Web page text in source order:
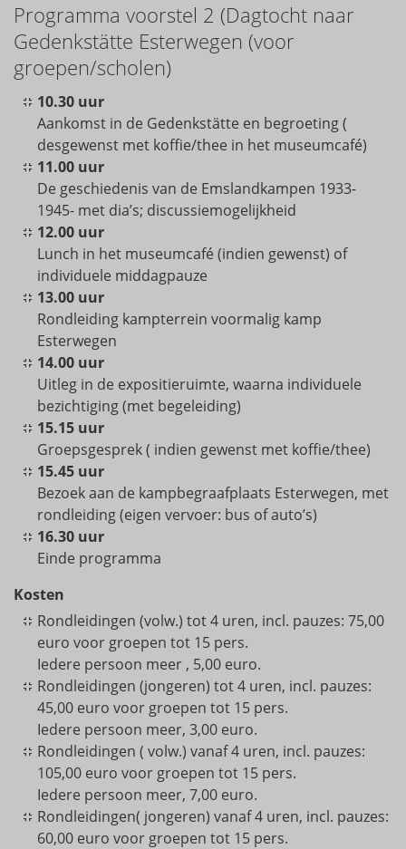
Programma voorstel 2 (Dagtocht naar
Gedenkstätte Esterwegen (voor
groepen/scholen)
10.30 uur
Aankomst in de Gedenkstätte en begroeting (
desgewenst met koffie/thee in het museumcafé)
11.00 uur
De geschiedenis van de Emslandkampen 1933-
1945- met dia’s; discussiemogelijkheid
12.00 uur
Lunch in het museumcafé (indien gewenst) of
individuele middagpauze
13.00 uur
Rondleiding kampterrein voormalig kamp
Esterwegen
14.00 uur
Uitleg in de expositieruimte, waarna individuele
bezichtiging (met begeleiding)
15.15 uur
Groepsgesprek ( indien gewenst met koffie/thee)
15.45 uur
Bezoek aan de kampbegraafplaats Esterwegen, met
rondleiding (eigen vervoer: bus of auto’s)
16.30 uur
Einde programma
Kosten
Rondleidingen (volw.) tot 4 uren, incl. pauzes: 75,00
euro voor groepen tot 15 pers.
Iedere persoon meer , 5,00 euro.
Rondleidingen (jongeren) tot 4 uren, incl. pauzes:
45,00 euro voor groepen tot 15 pers.
Iedere persoon meer, 3,00 euro.
Rondleidingen ( volw.) vanaf 4 uren, incl. pauzes:
105,00 euro voor groepen tot 15 pers.
Iedere persoon meer, 7,00 euro.
Rondleidingen( jongeren) vanaf 4 uren, incl. pauzes:
60,00 euro voor groepen tot 15 pers.